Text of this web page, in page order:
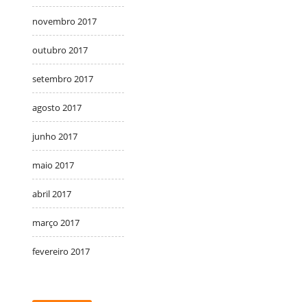
novembro 2017
outubro 2017
setembro 2017
agosto 2017
junho 2017
maio 2017
abril 2017
março 2017
fevereiro 2017